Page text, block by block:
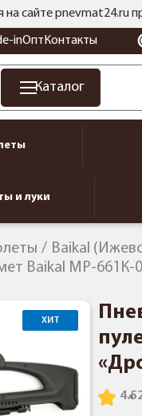
на сайте pnevmat24.ru
inОпт Контакты
Каталог
и луки
Baikal
Baikal МР-661К-
ХИТ
4.5